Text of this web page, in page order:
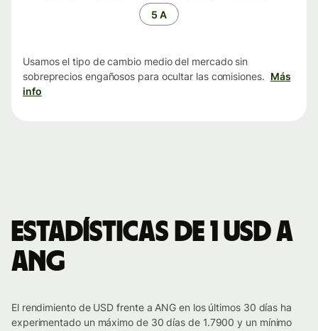
5 A
Usamos el tipo de cambio medio del mercado sin
sobreprecios engañosos para ocultar las comisiones. Más
info
Estadísticas de 1 USD a
ANG
El rendimiento de USD frente a ANG en los últimos 30 días ha
experimentado un máximo de 30 días de 1.7900 y un mínimo